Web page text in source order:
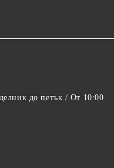
до петък / От 10:00